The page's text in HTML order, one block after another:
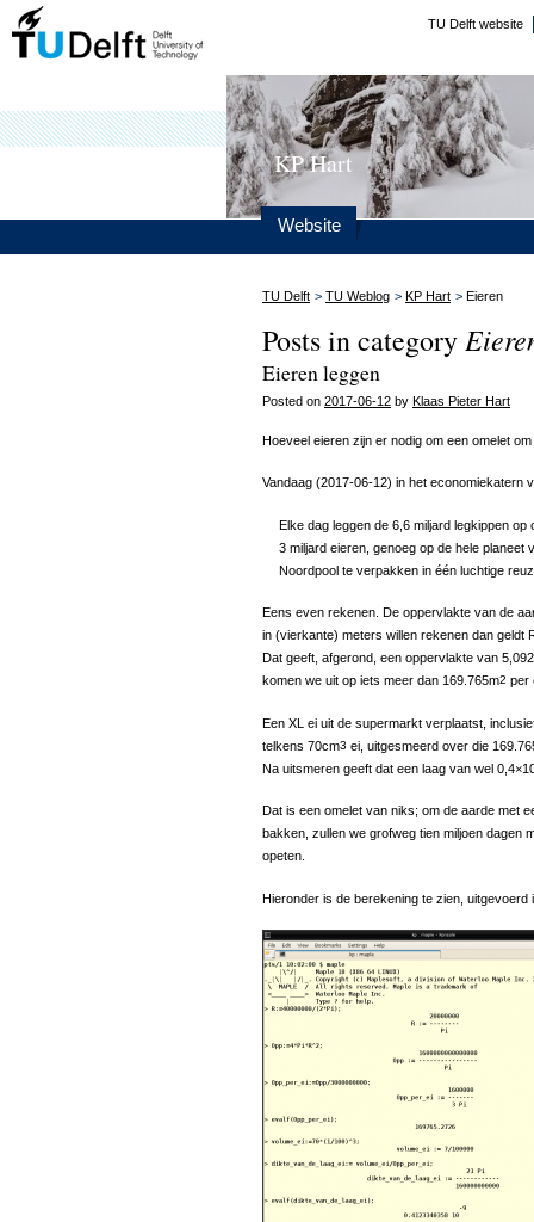
TU Delft website
KP Hart
Website
TU Delft > TU Weblog > KP Hart > Eieren
Posts in category
Eieren leggen
Posted on 2017-06-12 by Klaas Pieter Hart
Hoeveel eieren zijn er nodig om een omelet
Vandaag (2017-06-12) in het economiekatern
Elke dag leggen de 6,6 miljard legkippen
3 miljard eieren, genoeg op de hele planeet
Noordpool te verpakken in één luchtige
Eens even rekenen. De oppervlakte van de
in (vierkante) meters willen rekenen dan geldt
Dat geeft, afgerond, een oppervlakte van
komen we uit op iets meer dan 169.765m2 per
Een XL ei uit de supermarkt verplaatst,
telkens 70cm3 ei, uitgesmeerd over die
Na uitsmeren geeft dat een laag van wel
Dat is een omelet van niks; om de aarde met
bakken, zullen we grofweg tien miljoen dagen
opeten.
Hieronder is de berekening te zien, uitgevoerd